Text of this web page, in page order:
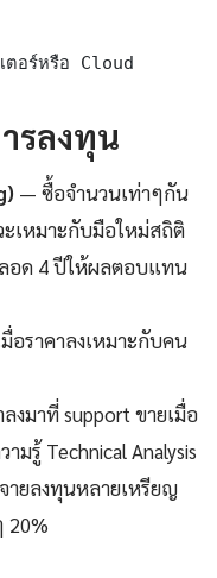
อร์หรือ Cloud
รลงทุน
— ซื้อจำนวนเท่าๆกัน
เหมาะกับมือใหม่สถิติ
อด 4 ปีให้ผลตอบแทน
อราคาลงเหมาะกับคน
งมาที่ support ขายเมื่อ
มรู้ Technical Analysis
ายลงทุนหลายเหรียญ
20%